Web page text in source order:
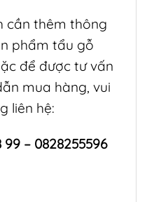
cần thêm thông
phẩmtẩu gỗ
để được tư vấn
mua hàng, vui
liên hệ:
99 – 0828255596